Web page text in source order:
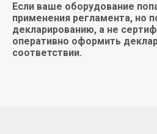
Если ваше оборудование
применения регламента, но
декларированию, а не
оперативно оформить
соответствии.